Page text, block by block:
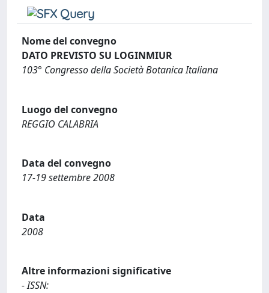
Nome del convegno
DATO PREVISTO SU LOGINMIUR
103° Congresso della Società Botanica Italiana
Luogo del convegno
REGGIO CALABRIA
Data del convegno
17-19 settembre 2008
Data
2008
Altre informazioni significative
- ISSN: